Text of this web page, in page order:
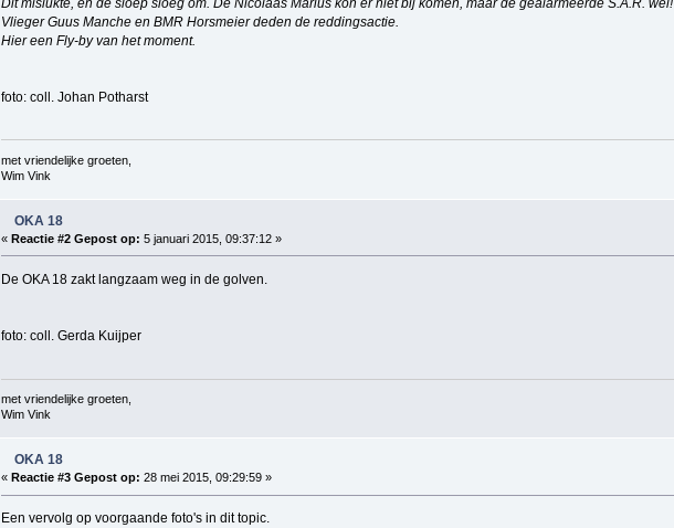
Vlieger Guus Manche en BMR Horsmeier deden de reddingsactie.
Hier een Fly-by van het moment.
foto: coll. Johan Potharst
met vriendelijke groeten,
Wim Vink
OKA 18
« Reactie #2 Gepost op: 5 januari 2015, 09:37:12 »
De OKA 18 zakt langzaam weg in de golven.
foto: coll. Gerda Kuijper
met vriendelijke groeten,
Wim Vink
OKA 18
« Reactie #3 Gepost op: 28 mei 2015, 09:29:59 »
Een vervolg op voorgaande foto's in dit topic.